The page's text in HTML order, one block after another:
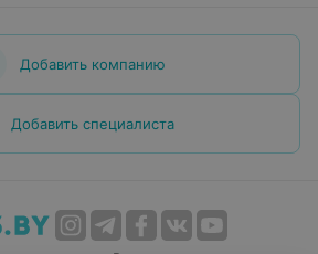
Добавить компанию
Добавить специалиста